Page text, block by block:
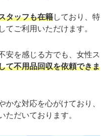
タッフも在籍しており、特
てご利用いただけます。
安を感じる方でも、女性ス
て不用品回収を依頼できま
かな対応を心がけており、
ただいております。